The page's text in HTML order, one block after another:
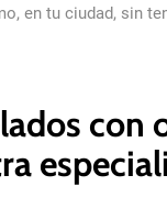
en tu ciudad, sin
con